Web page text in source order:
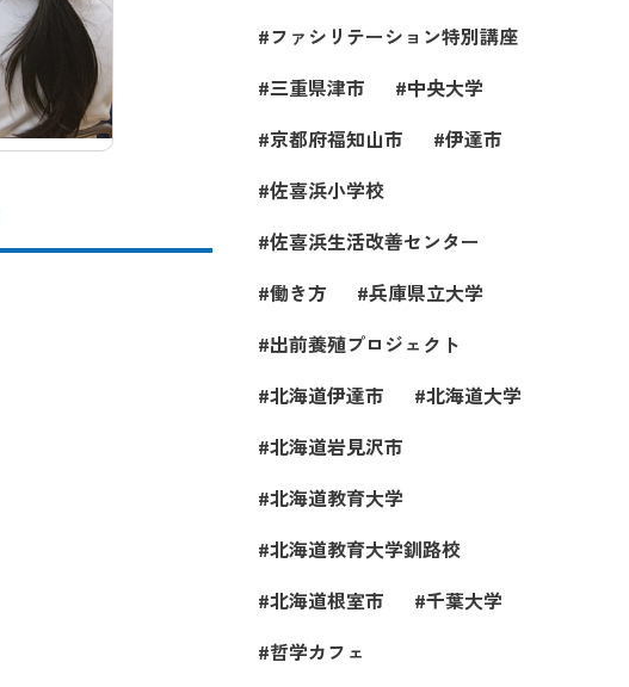
ファシリテーション特別講座
三重県津市
中央大学
京都府福知山市
伊達市
佐喜浜小学校
佐喜浜生活改善センター
働き方
兵庫県立大学
出前養殖プロジェクト
北海道伊達市
北海道大学
北海道岩見沢市
北海道教育大学
北海道教育大学釧路校
北海道根室市
千葉大学
哲学カフェ